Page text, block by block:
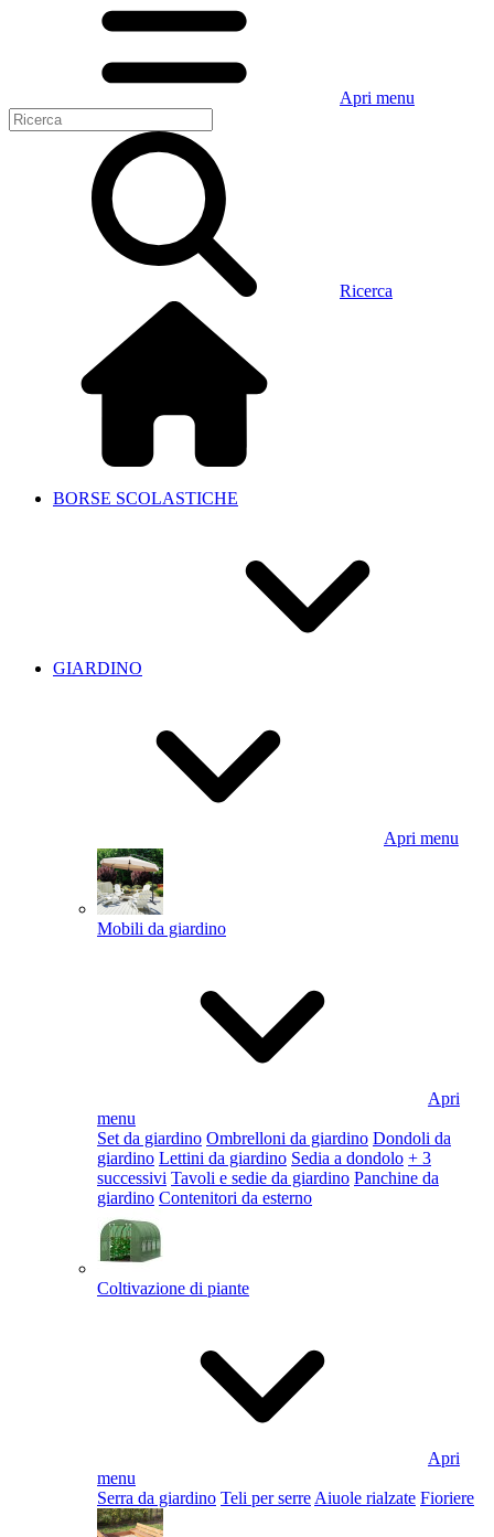
Apri menu
Ricerca
BORSE SCOLASTICHE
GIARDINO
Apri menu
Mobili da giardino
Apri
menu
Set da giardino Ombrelloni da giardino Dondoli da
giardino Lettini da giardino Sedia a dondolo + 3
successivi Tavoli e sedie da giardino Panchine da
giardino Contenitori da esterno
Coltivazione di piante
Apri
menu
Serra da giardino Teli per serre Aiuole rialzate Fioriere